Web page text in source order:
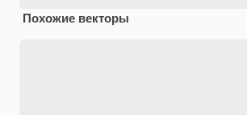
Похожие векторы